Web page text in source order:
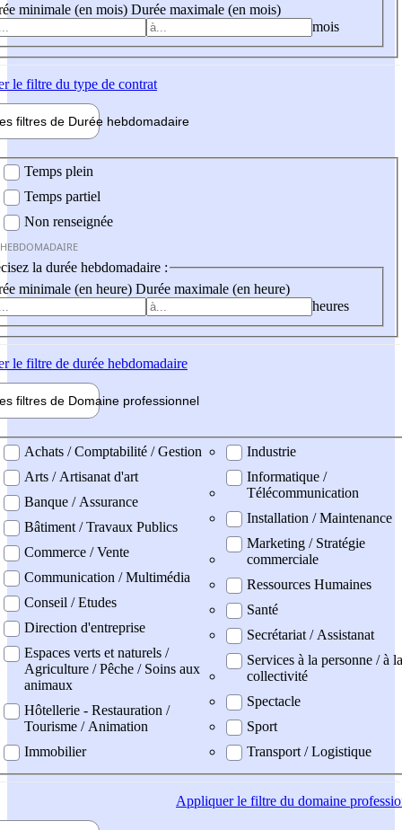
minimale (en mois) Durée maximale (en mois)
mois
le filtre du type de contrat
filtres de Durée hebdomadaire
Temps plein
Temps partiel
Non renseignée
la durée hebdomadaire :
minimale (en heure) Durée maximale (en heure)
heures
le filtre de durée hebdomadaire
filtres de Domaine professionnel
professionel
Achats / Comptabilité / Gestion
Arts / Artisanat d'art
Banque / Assurance
Bâtiment / Travaux Publics
Commerce / Vente
Communication / Multimédia
Conseil / Etudes
Direction d'entreprise
Espaces verts et naturels /
Agriculture / Pêche / Soins aux
animaux
Hôtellerie - Restauration /
Tourisme / Animation
Immobilier
Industrie
Informatique /
Télécommunication
Installation / Maintenance
Marketing / Stratégie
commerciale
Ressources Humaines
Santé
Secrétariat / Assistanat
Services à la personne / à la
collectivité
Spectacle
Sport
Transport / Logistique
Appliquerle filtre du domaine